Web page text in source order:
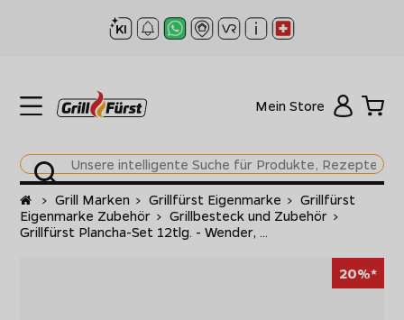
Mein Store
Startseite
> Grill Marken > Grillfürst Eigenmarke > Grillfürst
Eigenmarke Zubehör > Grillbesteck und Zubehör >
Grillfürst Plancha-Set 12tlg. - Wender, ...
20%*